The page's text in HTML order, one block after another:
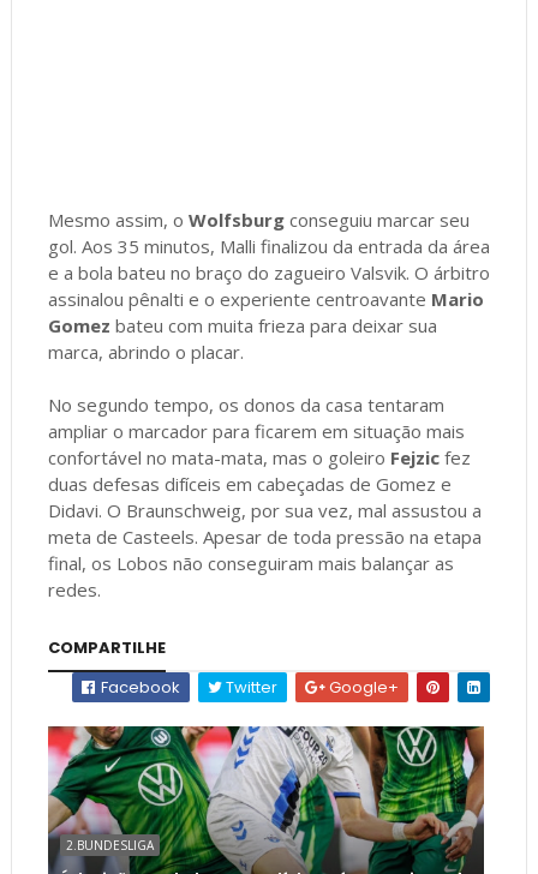
Mesmo assim, o Wolfsburg conseguiu marcar seu
gol. Aos 35 minutos, Malli finalizou da entrada da área
e a bola bateu no braço do zagueiro Valsvik. O árbitro
assinalou pênalti e o experiente centroavante Mario
Gomez bateu com muita frieza para deixar sua
marca, abrindo o placar.
No segundo tempo, os donos da casa tentaram
ampliar o marcador para ficarem em situação mais
confortável no mata-mata, mas o goleiro Fejzic fez
duas defesas difíceis em cabeçadas de Gomez e
Didavi. O Braunschweig, por sua vez, mal assustou a
meta de Casteels. Apesar de toda pressão na etapa
final, os Lobos não conseguiram mais balançar as
redes.
COMPARTILHE
Facebook
Twitter Google+
2.BUNDESLIGA